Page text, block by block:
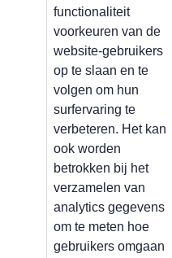
functionaliteit
voorkeuren van de
website-gebruikers
op te slaan en te
volgen om hun
surfervaring te
verbeteren. Het kan
ook worden
betrokken bij het
verzamelen van
analytics gegevens
om te meten hoe
gebruikers omgaan